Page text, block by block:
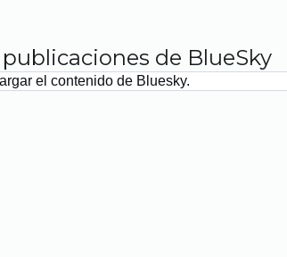
de BlueSky
el contenido de Bluesky.